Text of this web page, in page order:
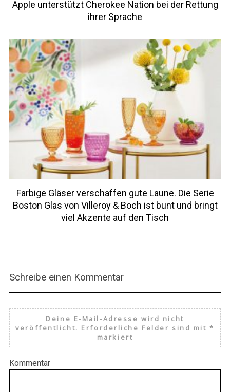
Apple unterstützt Cherokee Nation bei der Rettung
ihrer Sprache
Farbige Gläser verschaffen gute Laune. Die Serie
Boston Glas von Villeroy & Boch ist bunt und bringt
viel Akzente auf den Tisch
Schreibe einen Kommentar
Deine E-Mail-Adresse wird nicht
veröffentlicht. Erforderliche Felder sind mit*
markiert
Kommentar